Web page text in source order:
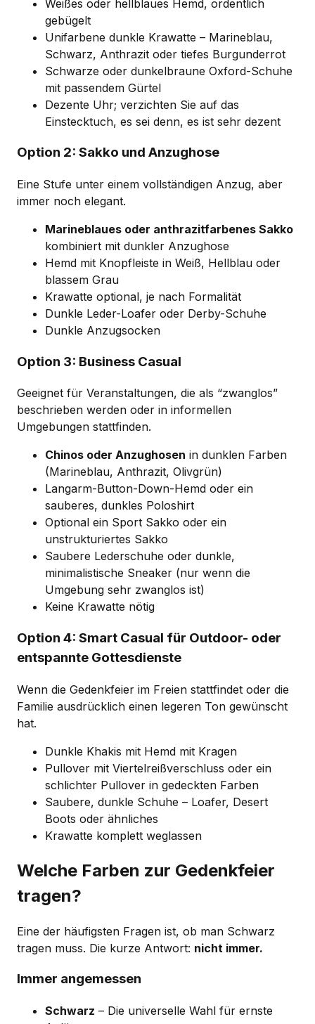
Weißes oder hellblaues Hemd, ordentlich
gebügelt
Unifarbene dunkle Krawatte – Marineblau,
Schwarz, Anthrazit oder tiefes Burgunderrot
Schwarze oder dunkelbraune Oxford-Schuhe
mit passendem Gürtel
Dezente Uhr; verzichten Sie auf das
Einstecktuch, es sei denn, es ist sehr dezent
Option 2: Sakko und Anzughose
Eine Stufe unter einem vollständigen Anzug, aber
immer noch elegant.
Marineblaues oder anthrazitfarbenes Sakko
kombiniert mit dunkler Anzughose
Hemd mit Knopfleiste in Weiß, Hellblau oder
blassem Grau
Krawatte optional, je nach Formalität
Dunkle Leder-Loafer oder Derby-Schuhe
Dunkle Anzugsocken
Option 3: Business Casual
Geeignet für Veranstaltungen, die als “zwanglos”
beschrieben werden oder in informellen
Umgebungen stattfinden.
Chinos oder Anzughosen in dunklen Farben
(Marineblau, Anthrazit, Olivgrün)
Langarm-Button-Down-Hemd oder ein
sauberes, dunkles Poloshirt
Optional ein Sport Sakko oder ein
unstrukturiertes Sakko
Saubere Lederschuhe oder dunkle,
minimalistische Sneaker (nur wenn die
Umgebung sehr zwanglos ist)
Keine Krawatte nötig
Option 4: Smart Casual für Outdoor- oder
entspannte Gottesdienste
Wenn die Gedenkfeier im Freien stattfindet oder die
Familie ausdrücklich einen legeren Ton gewünscht
hat.
Dunkle Khakis mit Hemd mit Kragen
Pullover mit Viertelreißverschluss oder ein
schlichter Pullover in gedeckten Farben
Saubere, dunkle Schuhe – Loafer, Desert
Boots oder ähnliches
Krawatte komplett weglassen
Welche Farben zur Gedenkfeier
tragen?
Eine der häufigsten Fragen ist, ob man Schwarz
tragen muss. Die kurze Antwort: nicht immer.
Immer angemessen
Schwarz – Die universelle Wahl für ernste